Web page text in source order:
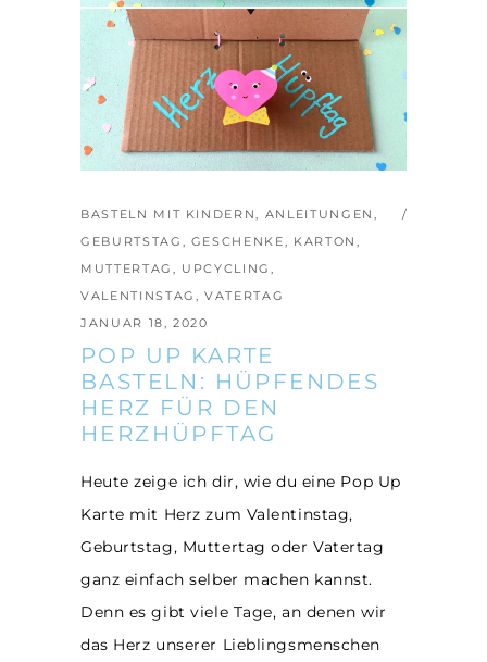
BASTELN MIT KINDERN, ANLEITUNGEN ,
GEBURTSTAG , GESCHENKE, KARTON ,
MUTTERTAG , UPCYCLING,
VALENTINSTAG ,VATERTAG
JANUAR 18, 2020
POP UP KARTE
BASTELN: HÜPFENDES
HERZ FÜR DEN
HERZHÜPFTAG
Heute zeige ich dir, wie du eine Pop Up
Karte mit Herz zum Valentinstag,
Geburtstag, Muttertag oder Vatertag
ganz einfach selber machen kannst.
Denn es gibt viele Tage, an denen wir
das Herz unserer Lieblingsmenschen